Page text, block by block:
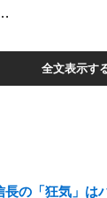
全文表示す
の「狂気」は